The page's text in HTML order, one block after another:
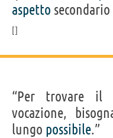
aspetto secondario
“Per trovare il
vocazione,
lungo possibile.”